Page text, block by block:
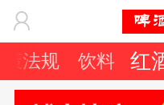
策法规 饮料 红